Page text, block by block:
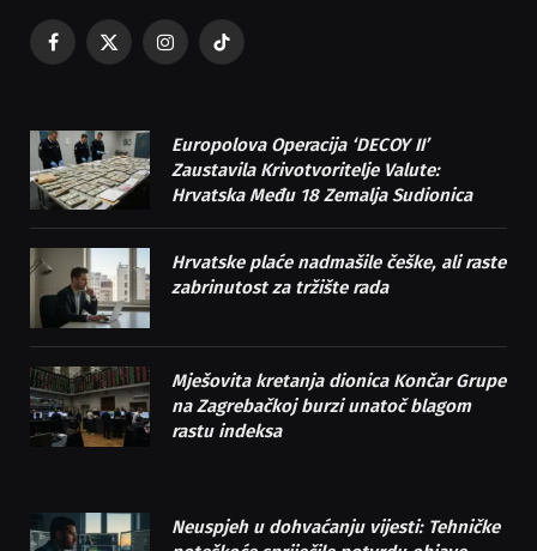
Facebook
X
InstagramTikTok
Europolova Operacija ‘DECOY II’
Zaustavila Krivotvoritelje Valute:
Hrvatska Među 18 Zemalja Sudionica
Hrvatske plaće nadmašile češke, ali raste
zabrinutost za tržište rada
Mješovita kretanja dionica Končar Grupe
na Zagrebačkoj burzi unatoč blagom
rastu indeksa
Neuspjeh u dohvaćanju vijesti: Tehničke